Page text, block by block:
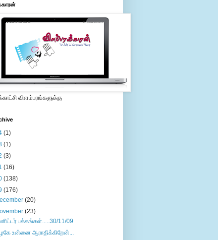
விளம்பரங்களுக்கு
(1)
(1)
(3)
(16)
(138)
(176)
(20)
(23)
பக்கங்கள்.....30/11/09
உன்னை ஆராதிக்கிறேன்...